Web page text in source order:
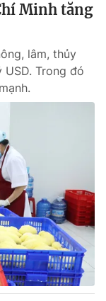
Minh tăng
lâm, thủy
Trong đó